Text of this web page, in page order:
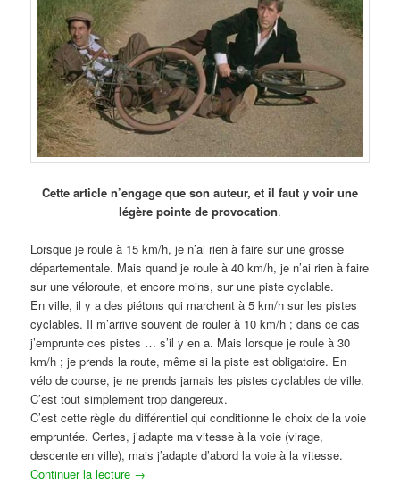
Cette article n’engage que son auteur, et il faut y voir une
légère pointe de provocation.
Lorsque je roule à 15 km/h, je n’ai rien à faire sur une grosse
départementale. Mais quand je roule à 40 km/h, je n’ai rien à faire
sur une véloroute, et encore moins, sur une piste cyclable.
En ville, il y a des piétons qui marchent à 5 km/h sur les pistes
cyclables. Il m’arrive souvent de rouler à 10 km/h ; dans ce cas
j’emprunte ces pistes … s’il y en a. Mais lorsque je roule à 30
km/h ; je prends la route, même si la piste est obligatoire. En
vélo de course, je ne prends jamais les pistes cyclables de ville.
C’est tout simplement trop dangereux.
C’est cette règle du différentiel qui conditionne le choix de la voie
empruntée. Certes, j’adapte ma vitesse à la voie (virage,
descente en ville), mais j’adapte d’abord la voie à la vitesse.
Continuer la lecture →